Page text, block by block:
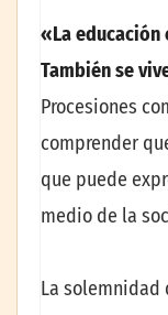
«La educación
También se
Procesiones
comprender
que puede
medio de la
La solemnidad